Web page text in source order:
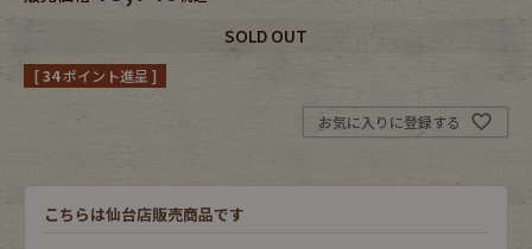
小物・アクセサリーから探す
Bag
SOLD OUT
[34ポイント進呈 ]
お気に入りに登録する
こちらは仙台店販売商品です